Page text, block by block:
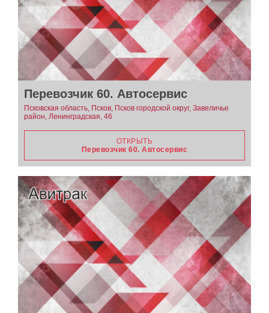
Перевозчик 60. Автосервис
Псковская область, Псков, Псков городской округ, Завеличье
район, Ленинградская, 46
ОТКРЫТЬ
Перевозчик 60. Автосервис